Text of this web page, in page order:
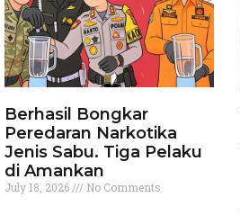
Berhasil Bongkar
Peredaran Narkotika
Jenis Sabu. Tiga Pelaku
di Amankan
July 18, 2026 No Comments